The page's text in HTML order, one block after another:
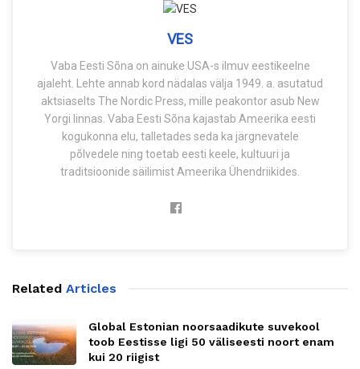
VES
Vaba Eesti Sõna on ainuke USA-s ilmuv eestikeelne
ajaleht. Lehte annab kord nädalas välja 1949. a. asutatud
aktsiaselts The Nordic Press, mille peakontor asub New
Yorgi linnas. Vaba Eesti Sõna kajastab Ameerika eesti
kogukonna elu, talletades seda ka järgnevatele
põlvedele ning toetab eesti keele, kultuuri ja
traditsioonide säilimist Ameerika Ühendriikides.
Related Articles
Global Estonian noorsaadikute suvekool
toob Eestisse ligi 50 väliseesti noort enam
kui 20 riigist